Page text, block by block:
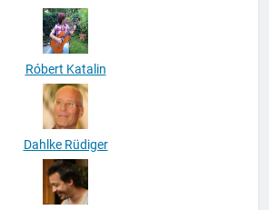
Róbert Katalin
Dahlke Rüdiger